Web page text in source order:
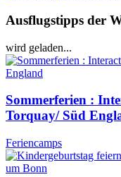
Ausflugstipps der
wird geladen...
Sommerferien :
Torquay/ Süd
Feriencamps